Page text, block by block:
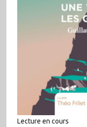
Lecture en cours